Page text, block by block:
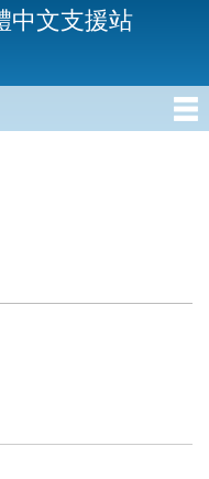
中文支援站